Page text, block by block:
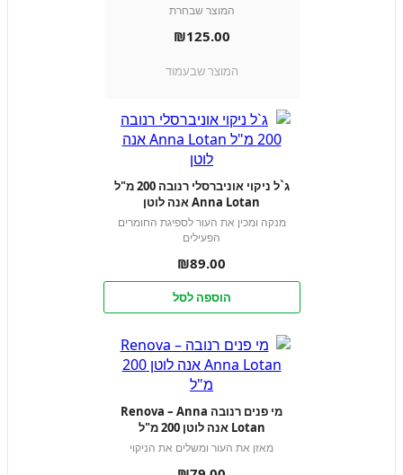
המוצר שבחרת
₪125.00
המוצר שבעמוד
ג`ל ניקוי אוניברסלי רנובה 200 מ"ל
Anna Lotan אנה לוטן
מנקה ומכין את העור לספיגת החומרים
הפעילים
₪89.00
הוספה לסל
מי פנים רנובה Renova – Anna
Lotan אנה לוטן 200 מ"ל
מאזן את העור ומשלים את הניקוי